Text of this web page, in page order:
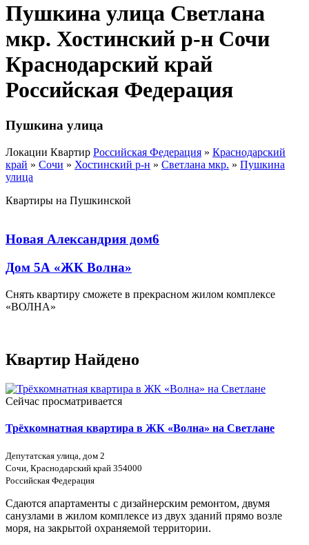
Пушкина улица Светлана
мкр. Хостинский р-н Сочи
Краснодарский край
Российская Федерация
Пушкина улица
Локации Квартир Российская Федерация » Краснодарский
край » Сочи » Хостинский р-н » Светлана мкр. » Пушкина
улица
Квартиры на Пушкинской
Новая Александрия дом6
Дом 5А «ЖК Волна»
Снять квартиру сможете в прекрасном жилом комплексе
«ВОЛНА»
Квартир Найдено
Сейчас просматривается
Трёхкомнатная квартира в ЖК «Волна» на Светлане
Депутатская улица, дом 2
Сочи, Краснодарский край 354000
Российская Федерация
Сдаются апартаменты с дизайнерским ремонтом, двумя
санузлами в жилом комплексе из двух зданий прямо возле
моря, на закрытой охраняемой территории.